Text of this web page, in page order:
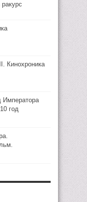
Кинохроника
Императора
год